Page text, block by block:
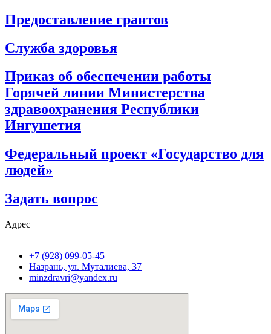
Предоставление грантов
Служба здоровья
Приказ об обеспечении работы
Горячей линии Министерства
здравоохранения Республики
Ингушетия
Федеральный проект «Государство для
людей»
Задать вопрос
Адрес
+7 (928) 099-05-45
Назрань, ул. Муталиева, 37
minzdravri@yandex.ru